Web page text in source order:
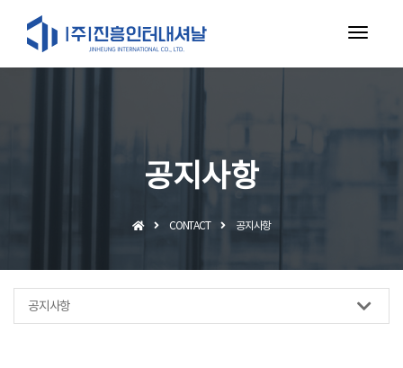
공지사항
CONTACT 공지사항
공지사항